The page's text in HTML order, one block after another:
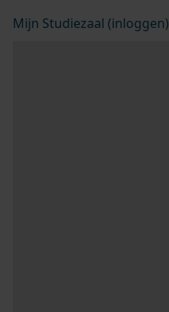
Mijn Studiezaal (inloggen)